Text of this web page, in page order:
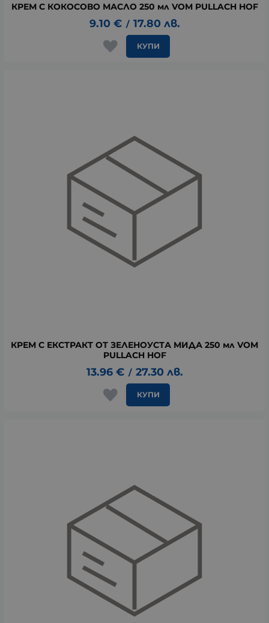
КРЕМ С КОКОСОВО МАСЛО 250 мл VOM PULLACH HOF
9.10 € / 17.80 лв.
КУПИ
КРЕМ С ЕКСТРАКТ ОТ ЗЕЛЕНОУСТА МИДА 250 мл VOM
PULLACH HOF
13.96 € / 27.30 лв.
КУПИ